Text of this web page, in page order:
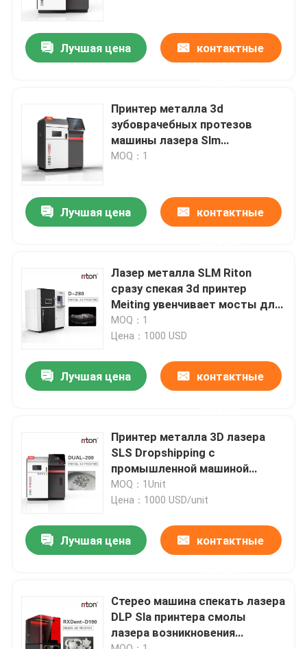
Продукция
О Компании
Наша фабрика
контактные данные
Все случаи
Принтер металла 3D лазера
Зубоврачебный принтер металла 3D
Лучшая цена контактные
Принтер металла 3d
зубоврачебных протезов
машины лазера Slm
выборочный спекая
MOQ：1
Лучшая цена контактные
Лазер металла SLM Riton
сразу спекая 3d принтер
Meiting увенчивает мосты для
зубоврачебного Laborator
MOQ：1
Цена：1000 USD
Лучшая цена контактные
Принтер металла 3D лазера
SLS Dropshipping с
промышленной машиной
спекать лазера ранга 1300mm
MOQ：1Unit
Цена：1000 USD/unit
Лучшая цена контактные
Стерео машина спекать лазера
DLP Sla принтера смолы
лазера возникновения